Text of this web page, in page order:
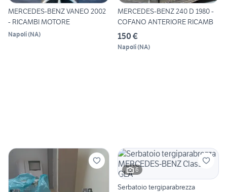
MERCEDES-BENZ VANEO 2002
- RICAMBI MOTORE
Napoli(NA)
MERCEDES-BENZ 240 D 1980 -
COFANO ANTERIORE RICAMB
150 €
Napoli(NA)
6
Serbatoio tergiparabrezza